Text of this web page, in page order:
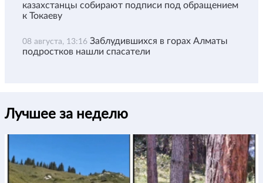
казахстанцы собирают подписи под обращением
к Токаеву
08 августа, 13:16 Заблудившихся в горах Алматы
подростков нашли спасатели
Лучшее за неделю